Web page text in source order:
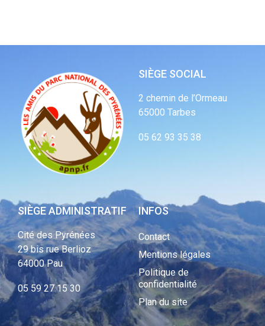
SIÈGE SOCIAL
2 chemin de l’Ormeau
65000 Tarbes
05 62 93 35 38
SIÈGE ADMINISTRATIF
Cité des Pyrénées
29 bis rue Berlioz
64000 Pau
05 59 27 15 30
INFOS
Contact
Mentions légales
Politique de
confidentialité
Plan du site